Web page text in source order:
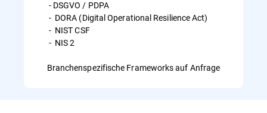
- DSGVO / PDPA
- DORA (Digital Operational Resilience Act)
- NIST CSF
- NIS 2
Branchenspezifische Frameworks auf Anfrage